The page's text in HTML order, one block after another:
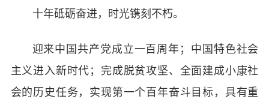
十年砥砺奋进，时光镌刻不朽。
迎来中国共产党成立一百周年；中国特色社会
主义进入新时代；完成脱贫攻坚、全面建成小康社
会的历史任务，实现第一个百年奋斗目标，具有重